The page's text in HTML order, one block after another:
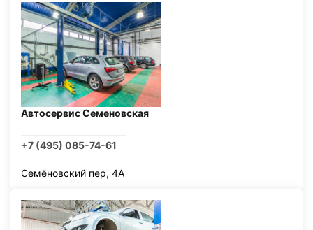
Автосервис Семеновская
+7 (495) 085-74-61
Семёновский пер, 4А